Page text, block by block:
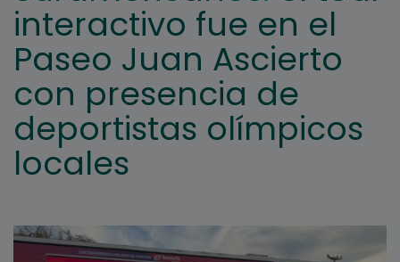
interactivo fue en el
Paseo Juan Ascierto
con presencia de
deportistas olímpicos
locales